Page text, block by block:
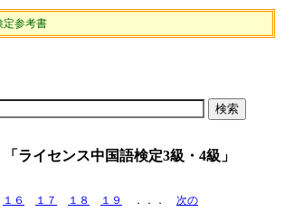
定参考書
イセンス中国語検定3級・4級」
１６ １７ １８ １９ ．．． 次の